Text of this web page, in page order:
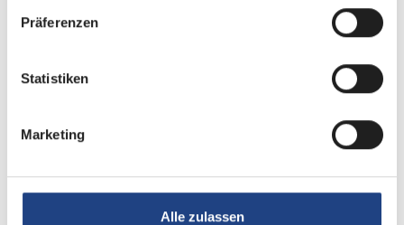
Präferenzen
Statistiken
Marketing
Alle zulassen
Umluftanlage
Küche